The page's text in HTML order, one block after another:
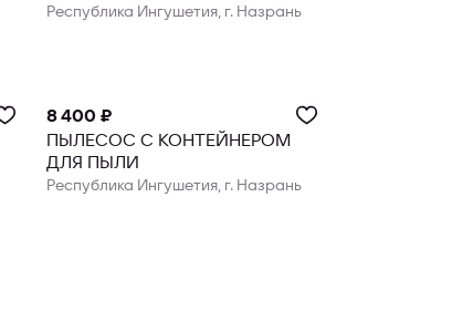
Республика Ингушетия, г. Назрань
8 400 ₽
ПЫЛЕСОС С КОНТЕЙНЕРОМ
ДЛЯ ПЫЛИ
Республика Ингушетия, г. Назрань